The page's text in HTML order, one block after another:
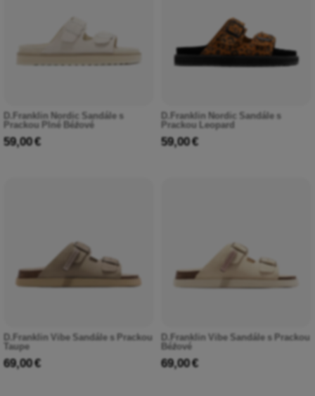
D.Franklin Nordic Sandále s
Prackou Plné Béžové
59,00 €
D.Franklin Nordic Sandále s
Prackou Leopard
59,00 €
D.Franklin Vibe Sandále s Prackou
Taupe
69,00 €
D.Franklin Vibe Sandále s Prackou
Béžové
69,00 €